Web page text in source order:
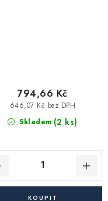
Skladem (2 ks)
646,07 Kč bez DPH
794,66 Kč